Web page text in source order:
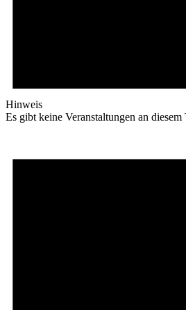
Hinweis
Es gibt keine Veranstaltungen an diesem